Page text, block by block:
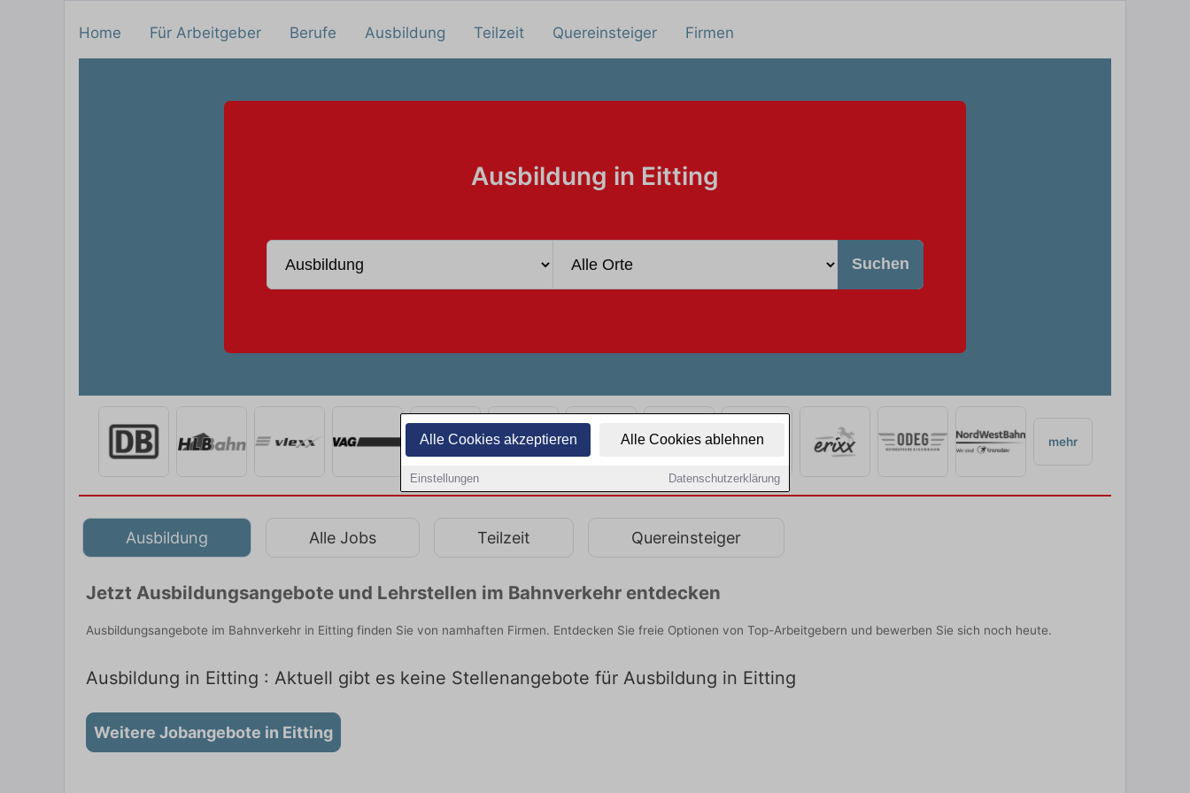
Alle Cookies akzeptieren Alle Cookies ablehnen
Einstellungen Datenschutzerklärung
Home Für Arbeitgeber Berufe Ausbildung Teilzeit Quereinsteiger Firmen
Ausbildung in Eitting
Suchen
mehr
Ausbildung Alle Jobs Teilzeit Quereinsteiger
Jetzt Ausbildungsangebote und Lehrstellen im Bahnverkehr entdecken
Ausbildungsangebote im Bahnverkehr in Eitting finden Sie von namhaften Firmen. Entdecken Sie freie Optionen von Top-Arbeitgebern und bewerben Sie sich noch heute.
Ausbildung in Eitting : Aktuell gibt es keine Stellenangebote für Ausbildung in Eitting
Weitere Jobangebote in Eitting